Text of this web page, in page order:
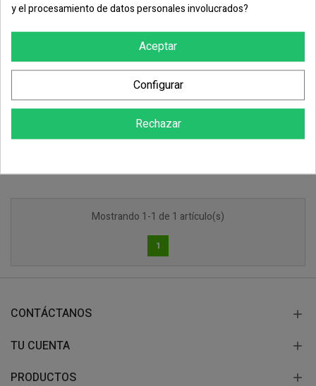
Guantes DANUBIO
6,05 €
Mostrando 1-1 de 1 artículo(s)
1
CONTÁCTANOS
TU CUENTA
PRODUCTOS
y el procesamiento de datos personales involucrados?
Aceptar
Configurar
Rechazar